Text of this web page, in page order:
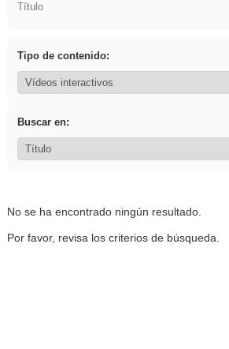
Título
Tipo de contenido:
Buscar en:
No se ha encontrado ningún resultado.
Por favor, revisa los criterios de búsqueda.